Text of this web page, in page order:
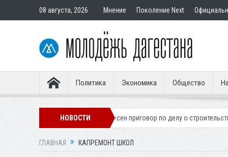
08 августа, 2026 Мнение Поколение Next
Политика Экономика Общество
НОВОСТИ
Вынесен приговор по делу о строительстве гостиницы у
ГЛАВНАЯ КАПРЕМОНТ ШКОЛ